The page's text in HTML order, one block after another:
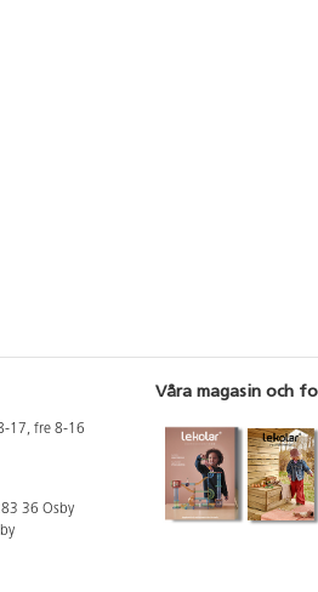
17, fre 8-16
36 Osby
Våra magasin och